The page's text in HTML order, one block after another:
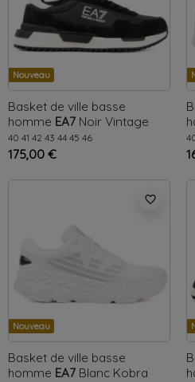
Nouveau
Basket de ville basse
homme EA7 Noir Vintage
40 41 42 43 44 45 46
175,00 €
favorite_border
Nouveau
Basket de ville basse
homme EA7 Blanc Kobra